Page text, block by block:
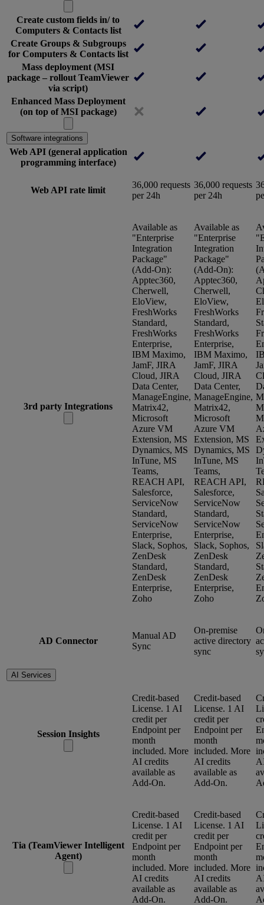
Create custom fields in/ to
Computers & Contacts list
Create Groups & Subgroups
for Computers & Contacts list
Mass deployment (MSI
package – rollout TeamViewer
via script)
Enhanced Mass Deployment
(on top of MSI package)
Software integrations
Web API (general application
programming interface)
Web API rate limit
36,000 requests
per 24h
36,000 requests
per 24h
3rd party Integrations
Available as
"Enterprise
Integration
Package"
(Add-On):
Apptec360,
Cherwell,
EloView,
FreshWorks
Standard,
FreshWorks
Enterprise,
IBM Maximo,
JamF, JIRA
Cloud, JIRA
Data Center,
ManageEngine,
Matrix42,
Microsoft
Azure VM
Extension, MS
Dynamics, MS
InTune, MS
Teams,
REACH API,
Salesforce,
ServiceNow
Standard,
ServiceNow
Enterprise,
Slack, Sophos,
ZenDesk
Standard,
ZenDesk
Enterprise,
Zoho
Available as
"Enterprise
Integration
Package"
(Add-On):
Apptec360,
Cherwell,
EloView,
FreshWorks
Standard,
FreshWorks
Enterprise,
IBM Maximo,
JamF, JIRA
Cloud, JIRA
Data Center,
ManageEngine,
Matrix42,
Microsoft
Azure VM
Extension, MS
Dynamics, MS
InTune, MS
Teams,
REACH API,
Salesforce,
ServiceNow
Standard,
ServiceNow
Enterprise,
Slack, Sophos,
ZenDesk
Standard,
ZenDesk
Enterprise,
Zoho
AD Connector
Manual AD
Sync
On-premise
active directory
sync
AI Services
Session Insights
Credit-based
License. 1 AI
credit per
Endpoint per
month
included. More
AI credits
available as
Add-On.
Credit-based
License. 1 AI
credit per
Endpoint per
month
included. More
AI credits
available as
Add-On.
Tia (TeamViewer Intelligent
Agent)
Credit-based
License. 1 AI
credit per
Endpoint per
month
included. More
AI credits
available as
Add-On.
Credit-based
License. 1 AI
credit per
Endpoint per
month
included. More
AI credits
available as
Add-On.